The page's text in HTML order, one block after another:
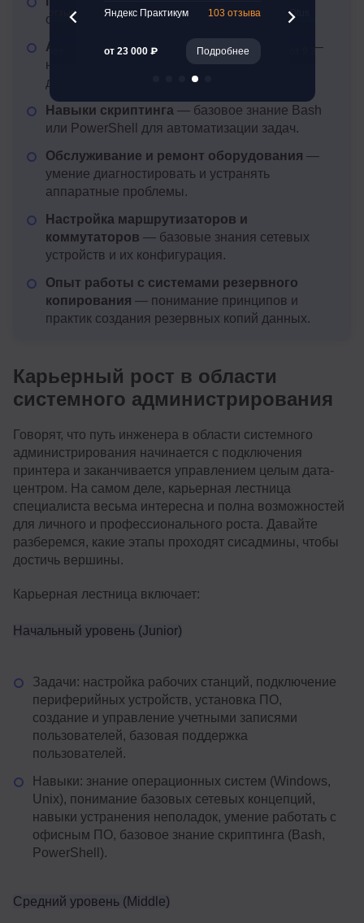
основные сетевые протоколы и их работа.
Администрирование сетевых сервисов
—
настройка и поддержка DHCP, DNS, FTP и
других служб.
Навыки скриптинга — базовое знание Bash
или PowerShell для автоматизации задач.
Обслуживание и ремонт оборудования —
умение диагностировать и устранять
аппаратные проблемы.
Настройка маршрутизаторов и
коммутаторов — базовые знания сетевых
устройств и их конфигурация.
Опыт работы с системами резервного
копирования — понимание принципов и
практик создания резервных копий данных.
Карьерный рост в области
системного администрирования
Говорят, что путь инженера в области системного
администрирования начинается с подключения
принтера и заканчивается управлением целым дата-
центром. На самом деле, карьерная лестница
специалиста весьма интересна и полна возможностей
для личного и профессионального роста. Давайте
разберемся, какие этапы проходят сисадмины, чтобы
достичь вершины.
Карьерная лестница включает:
Начальный уровень (Junior)
Задачи: настройка рабочих станций, подключение
периферийных устройств, установка ПО,
создание и управление учетными записями
пользователей, базовая поддержка
пользователей.
Навыки: знание операционных систем (Windows,
Unix), понимание базовых сетевых концепций,
навыки устранения неполадок, умение работать с
офисным ПО, базовое знание скриптинга (Bash,
PowerShell).
Средний уровень (Middle)
261 отзыв
Подробнее
Яндекс Практикум 103 отзыва
от 23 000 ₽ Подробнее
Otus
от 9 360 ₽